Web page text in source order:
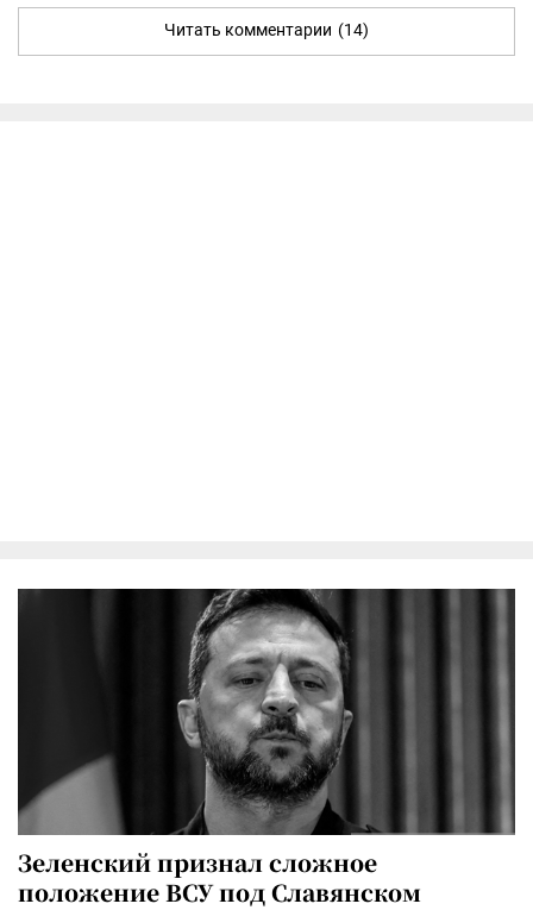
Читать комментарии (14)
Зеленский признал сложное
положение ВСУ под Славянском